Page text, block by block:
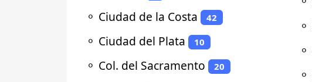
⚬ Ciudad de la Costa 42
⚬ Ciudad del Plata 10
⚬ Col. del Sacramento 20
⚬
⚬
⚬